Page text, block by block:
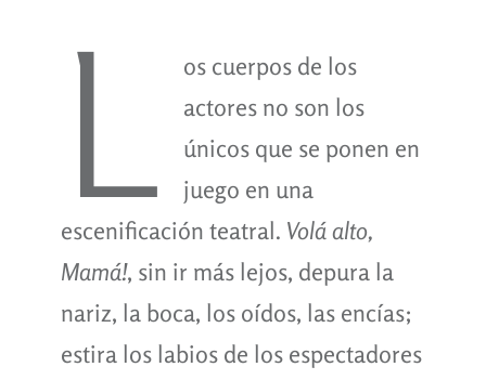
L
os cuerpos de los
actores no son los
únicos que se ponen en
juego en una
escenificación teatral. Volá alto,
Mamá!, sin ir más lejos, depura la
nariz, la boca, los oídos, las encías;
estira los labios de los espectadores